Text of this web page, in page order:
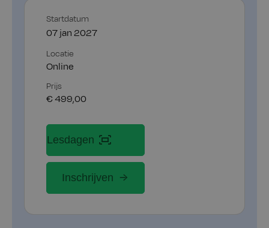
Startdatum
07 jan 2027
Locatie
Online
Prijs
€ 499,00
Lesdagen
Inschrijven